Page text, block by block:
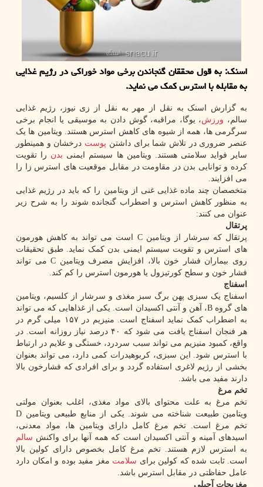
اسنک: به قول محققان گنجاندن برخی مواد خوراکی در رژیم غذایی
به مقابله با استرس کمک می نماید.
به گزارش اسنک به نقل از مهر به نقل از زی نیوز، رژیم غذایی
سالم، ورزش، یوگا، مراقبه، گوش دادن به موسیقی یا انجام برخی
سرگرمی ها، همه از شیوه های کاهش استرس هستند. ویتامین ها یک
عنصر ضروری در تلاش شما برای داشتن پوست درخشان و همینطور
سایر فواید سلامتی هستند. ویتامین ها سیستم ایمنی بدن را تقویت
کرده و توانایی بدن در مقاومت در مقابل موقعیت های استرس زا را
می افزایند.
متخصصان چند ماده غذایی غنی از ویتامین را که باید در رژیم غذایی
به منظور کاهش استرس و اضطراب گنجانده شوند را به شرح زیر
عنوان می کنند:
پرتقال
پرتقال که سرشار از ویتامین C است می تواند به کاهش هورمون
های استرس و تقویت سیستم ایمنی بدن کمک نماید. طبق تحقیقات
روی بیماران فشار خون بالا، افزایش مصرف ویتامین C می تواند
فشار خون و سطح کورتیزول یا هورمون استرس را کم کند.
اسفناج
اسفناج یک سبزی پهن برگ سبز مغذی و سرشار از کلسیم، ویتامین
های گروه B، آهن و آنتی اکسیدان است. یکی از غذاهایی که می تواند
به اضطراب کمک نماید اسفناج است. منیزیم در ۱۵۷ میلی گرم در
هر فنجان اسفناج یافت می شود که ۴۰ درصد نیاز روزانه است. در
واقع، کمبود منیزیم می تواند سبب سردرد، خستگی و علایم در ارتباط
با استرس شود. این سبزی، کربوهیدرات کمی دارد، می تواند بعنوان
بخشی از رژیم لاغری استفاده گردد و برای افرادی که فشارخون بالا
دارند مفید می باشد.
تخم مرغ
تخم مرغ به علت محتوای بالای مواد مغذی، اغلب بعنوان مولتی
ویتامین طبیعت شناخته می شوند. یکی از منابع طبیعی ویتامین D
تخم مرغ است. تخم مرغ کامل دارای ویتامین ها، مواد معدنی،
اسیدهای آمینه و آنتی اکسیدان است که همه آنها برای واکنش سالم
به استرس لازم هستند. تخم مرغ کامل بخصوص دارای کولین بالا
است. ثابت شده که کولین برای سلامت مغز مفید بوده و امکان دارد
عامل حفاظتی در مقابل استرس باشد.
مغزیجات آجیلی